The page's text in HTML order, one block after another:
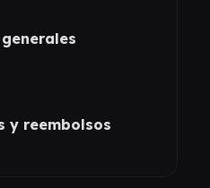
y reembolsos